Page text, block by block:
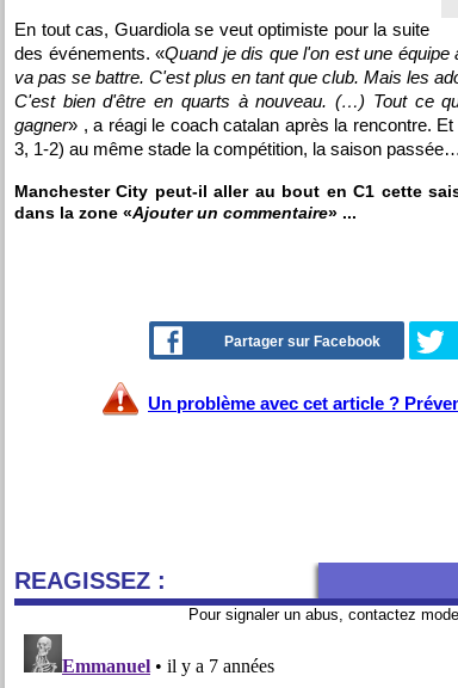
En tout cas, Guardiola se veut optimiste pour la suite
des événements. «Quand je dis que l'on est une
va pas se battre. C'est plus en tant que club. Mais les
C'est bien d'être en quarts à nouveau. (…) Tout ce
gagner» , a réagi le coach catalan après la rencontre.
3, 1-2) au même stade la compétition, la saison passée…
Manchester City peut-il aller au bout en C1 cette
dans la zone «Ajouter un commentaire» ...
Partager sur Facebook
Un problème avec cet article ?
REAGISSEZ :
Pour signaler un abus, contactez